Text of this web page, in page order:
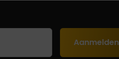
Aanmelden